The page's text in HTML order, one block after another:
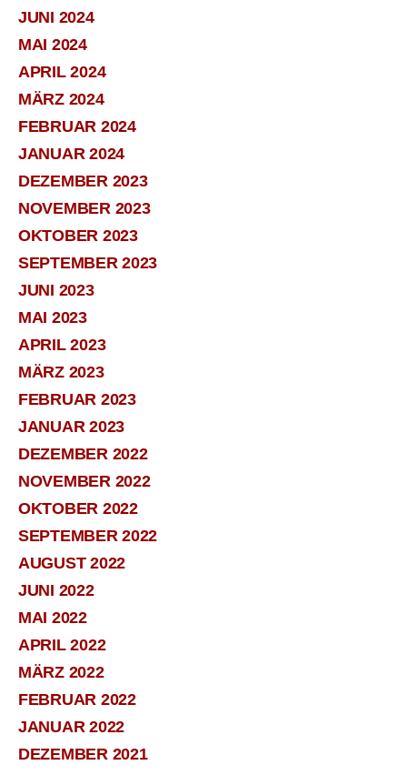
JUNI 2024
MAI 2024
APRIL 2024
MÄRZ 2024
FEBRUAR 2024
JANUAR 2024
DEZEMBER 2023
NOVEMBER 2023
OKTOBER 2023
SEPTEMBER 2023
JUNI 2023
MAI 2023
APRIL 2023
MÄRZ 2023
FEBRUAR 2023
JANUAR 2023
DEZEMBER 2022
NOVEMBER 2022
OKTOBER 2022
SEPTEMBER 2022
AUGUST 2022
JUNI 2022
MAI 2022
APRIL 2022
MÄRZ 2022
FEBRUAR 2022
JANUAR 2022
DEZEMBER 2021